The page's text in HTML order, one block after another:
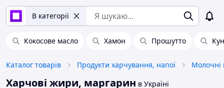
В категорії
Кокосове масло Хамон Прошутто
Каталог товарів Продукти харчування, напої Молочні
Харчові жири, маргарин в Україні